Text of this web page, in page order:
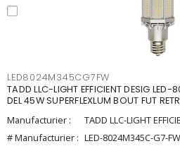
LED8024M345CG7FW
TADD LLC-LIGHT EFFICIENT DESIG
DEL 45W SUPERFLEXLUM BOUT FUT
Manufacturier :
TADD LLC-LIGHT
# Manufacturier : LED-8024M345C-G7-FW